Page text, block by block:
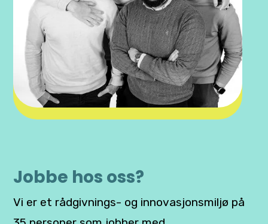
Jobbe hos oss?
Vi er et rådgivnings- og innovasjonsmiljø på